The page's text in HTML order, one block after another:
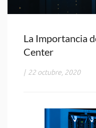
La Importancia
Center
| 22 octubre, 2020